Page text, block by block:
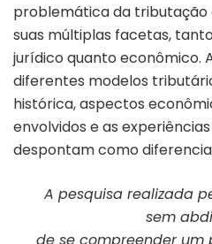
problemática da tributação
suas múltiplas facetas,
jurídico quanto econômico.
diferentes modelos
histórica, aspectos
envolvidos e as
despontam como
A pesquisa realizada
sem
de se compreender